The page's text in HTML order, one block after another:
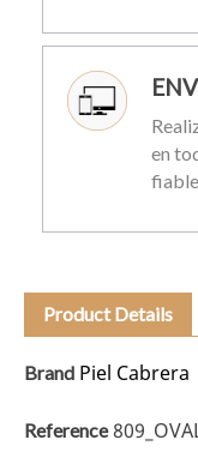
en
Product Details
Brand Piel Cabrera
Reference